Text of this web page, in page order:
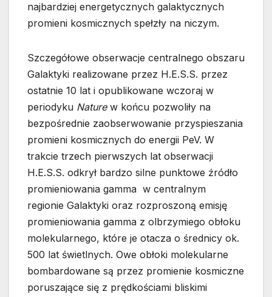
najbardziej energetycznych galaktycznych
promieni kosmicznych spełzły na niczym.
Szczegółowe obserwacje centralnego obszaru
Galaktyki realizowane przez H.E.S.S. przez
ostatnie 10 lat i opublikowane wczoraj w
periodyku Naturew końcu pozwoliły na
bezpośrednie zaobserwowanie przyspieszania
promieni kosmicznych do energii PeV. W
trakcie trzech pierwszych lat obserwacji
H.E.S.S. odkrył bardzo silne punktowe źródło
promieniowania gamma w centralnym
regionie Galaktyki oraz rozproszoną emisję
promieniowania gamma z olbrzymiego obłoku
molekularnego, które je otacza o średnicy ok.
500 lat świetlnych. Owe obłoki molekularne
bombardowane są przez promienie kosmiczne
poruszające się z prędkościami bliskimi